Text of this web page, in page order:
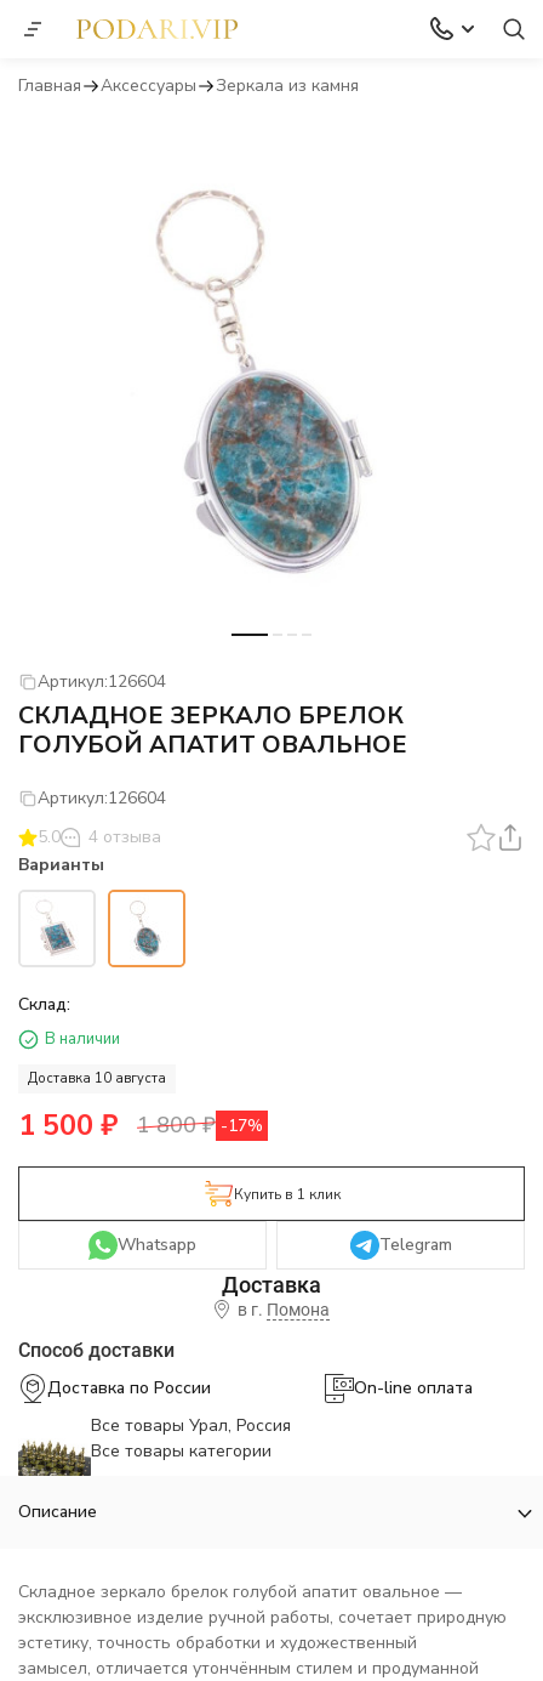
Главная Аксессуары Зеркала из камня
Артикул:126604
СКЛАДНОЕ ЗЕРКАЛО БРЕЛОК
ГОЛУБОЙ АПАТИТ ОВАЛЬНОЕ
Артикул:126604
5.0
4 отзыва
Варианты
Склад:
В наличии
Доставка 10 августа
1 500 ₽ 1 800₽ -17%
Купить в 1 клик
Whatsapp Telegram
в г. Помона
Способ доставки
Доставка по России
On-line оплата
Все товары Урал, Россия
Все товары категории
Описание
Складное зеркало брелок голубой апатит овальное —
эксклюзивное изделие ручной работы, сочетает природную
эстетику, точность обработки и художественный
замысел, отличается утончённым стилем и продуманной